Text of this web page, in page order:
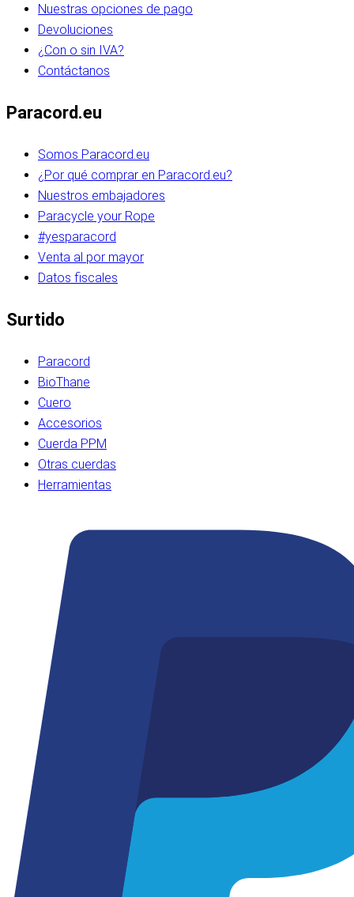
Nuestras opciones de pago
Devoluciones
¿Con o sin IVA?
Contáctanos
Paracord.eu
Somos Paracord.eu
¿Por qué comprar en Paracord.eu?
Nuestros embajadores
Paracycle your Rope
#yesparacord
Venta al por mayor
Datos fiscales
Surtido
Paracord
BioThane
Cuero
Accesorios
Cuerda PPM
Otras cuerdas
Herramientas